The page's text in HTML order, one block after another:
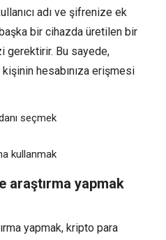
adı ve şifrenize ek
bir cihazda üretilen bir
gerektirir. Bu sayede,
hesabınıza erişmesi
seçmek
kullanmak
araştırma yapmak
yapmak, kripto para